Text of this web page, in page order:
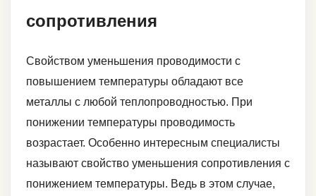
сопротивления
Свойством уменьшения проводимости с
повышением температуры обладают все
металлы с любой теплопроводностью. При
понижении температуры проводимость
возрастает. Особенно интересным специалисты
называют свойство уменьшения сопротивления с
понижением температуры. Ведь в этом случае,